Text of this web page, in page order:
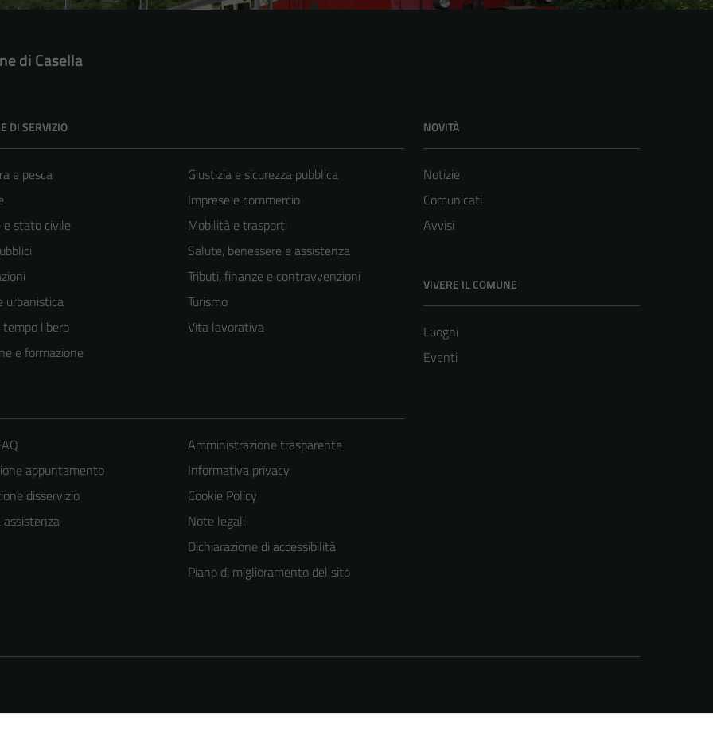
di Casella
DI SERVIZIO
e pesca
e stato civile
urbanistica
libero
e formazione
Giustizia e sicurezza pubblica
Imprese e commercio
Mobilità e trasporti
Salute, benessere e assistenza
Tributi, finanze e contravvenzioni
Turismo
Vita lavorativa
NOVITÀ
Notizie
Comunicati
Avvisi
VIVERE IL COMUNE
Luoghi
Eventi
appuntamento
disservizio
assistenza
Amministrazione trasparente
Informativa privacy
Cookie Policy
Note legali
Dichiarazione di accessibilità
Piano di miglioramento del sito
Tecnici
Questi cookie
essere